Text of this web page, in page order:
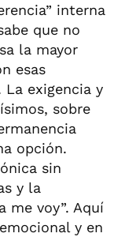
interna
que no
la mayor
esas
La exigencia y
sobre
opción.
sin
y la
me voy”. Aquí
y en